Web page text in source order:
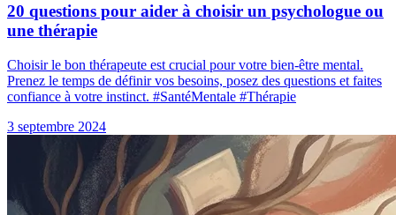
20 questions pour aider à choisir un psychologue ou
une thérapie
Choisir le bon thérapeute est crucial pour votre bien-être mental.
Prenez le temps de définir vos besoins, posez des questions et faites
confiance à votre instinct. #SantéMentale #Thérapie
3 septembre 2024